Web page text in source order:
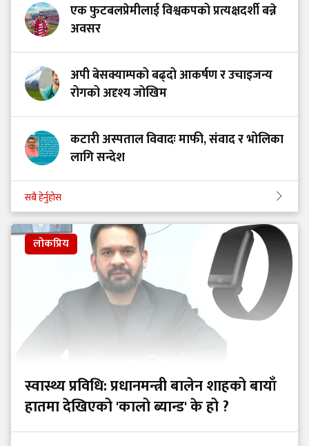
एक फुटबलप्रेमीलाई विश्वकपको प्रत्यक्षदर्शी बन्ने
अवसर
अपी बेसक्याम्पको बढ्दो आकर्षण र उचाइजन्य
रोगको अदृश्य जोखिम
कटारी अस्पताल विवादः माफी, संवाद र भोलिका
लागि सन्देश
सबै हेर्नुहोस
लोकप्रिय
स्वास्थ्य प्रविधि: प्रधानमन्त्री बालेन शाहको बायाँ
हातमा देखिएको 'कालो ब्यान्ड' के हो ?